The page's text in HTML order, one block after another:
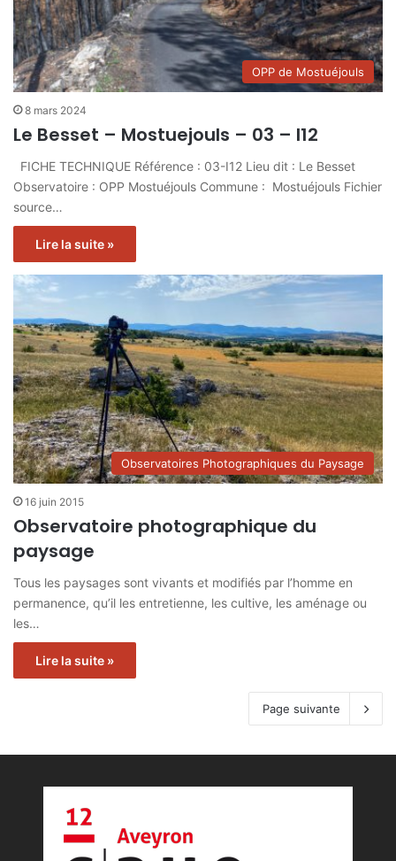
OPP de Mostuéjouls
8 mars 2024
Le Besset – Mostuejouls – 03 – I12
FICHE TECHNIQUE Référence : 03-I12 Lieu dit : Le Besset
Observatoire : OPP Mostuéjouls Commune : Mostuéjouls Fichier
source…
Lire la suite »
Observatoires Photographiques du Paysage
16 juin 2015
Observatoire photographique du
paysage
Tous les paysages sont vivants et modifiés par l’homme en
permanence, qu’il les entretienne, les cultive, les aménage ou
les…
Lire la suite »
Page suivante